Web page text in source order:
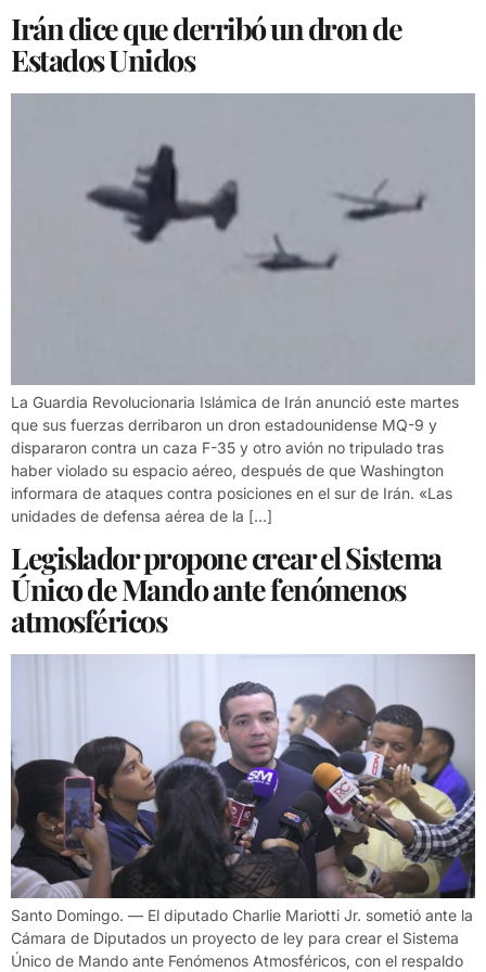
Irán dice que derribó un dron de
Estados Unidos
La Guardia Revolucionaria Islámica de Irán anunció este martes
que sus fuerzas derribaron un dron estadounidense MQ-9 y
dispararon contra un caza F-35 y otro avión no tripulado tras
haber violado su espacio aéreo, después de que Washington
informara de ataques contra posiciones en el sur de Irán. «Las
unidades de defensa aérea de la […]
Legislador propone crear el Sistema
Único de Mando ante fenómenos
atmosféricos
Santo Domingo. — El diputado Charlie Mariotti Jr. sometió ante la
Cámara de Diputados un proyecto de ley para crear el Sistema
Único de Mando ante Fenómenos Atmosféricos, con el respaldo